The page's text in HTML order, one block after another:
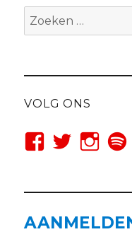
Zoeken
naar:
VOLG ONS